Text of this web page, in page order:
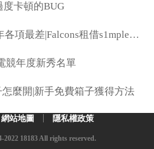
度卡頓的BUG
項最差|Falcons租借s1mple上榜
競年度新秀名單
怎麼開|新手免費箱子獲得方法
網站地圖 隱私權政策
18183 All rights reserved.